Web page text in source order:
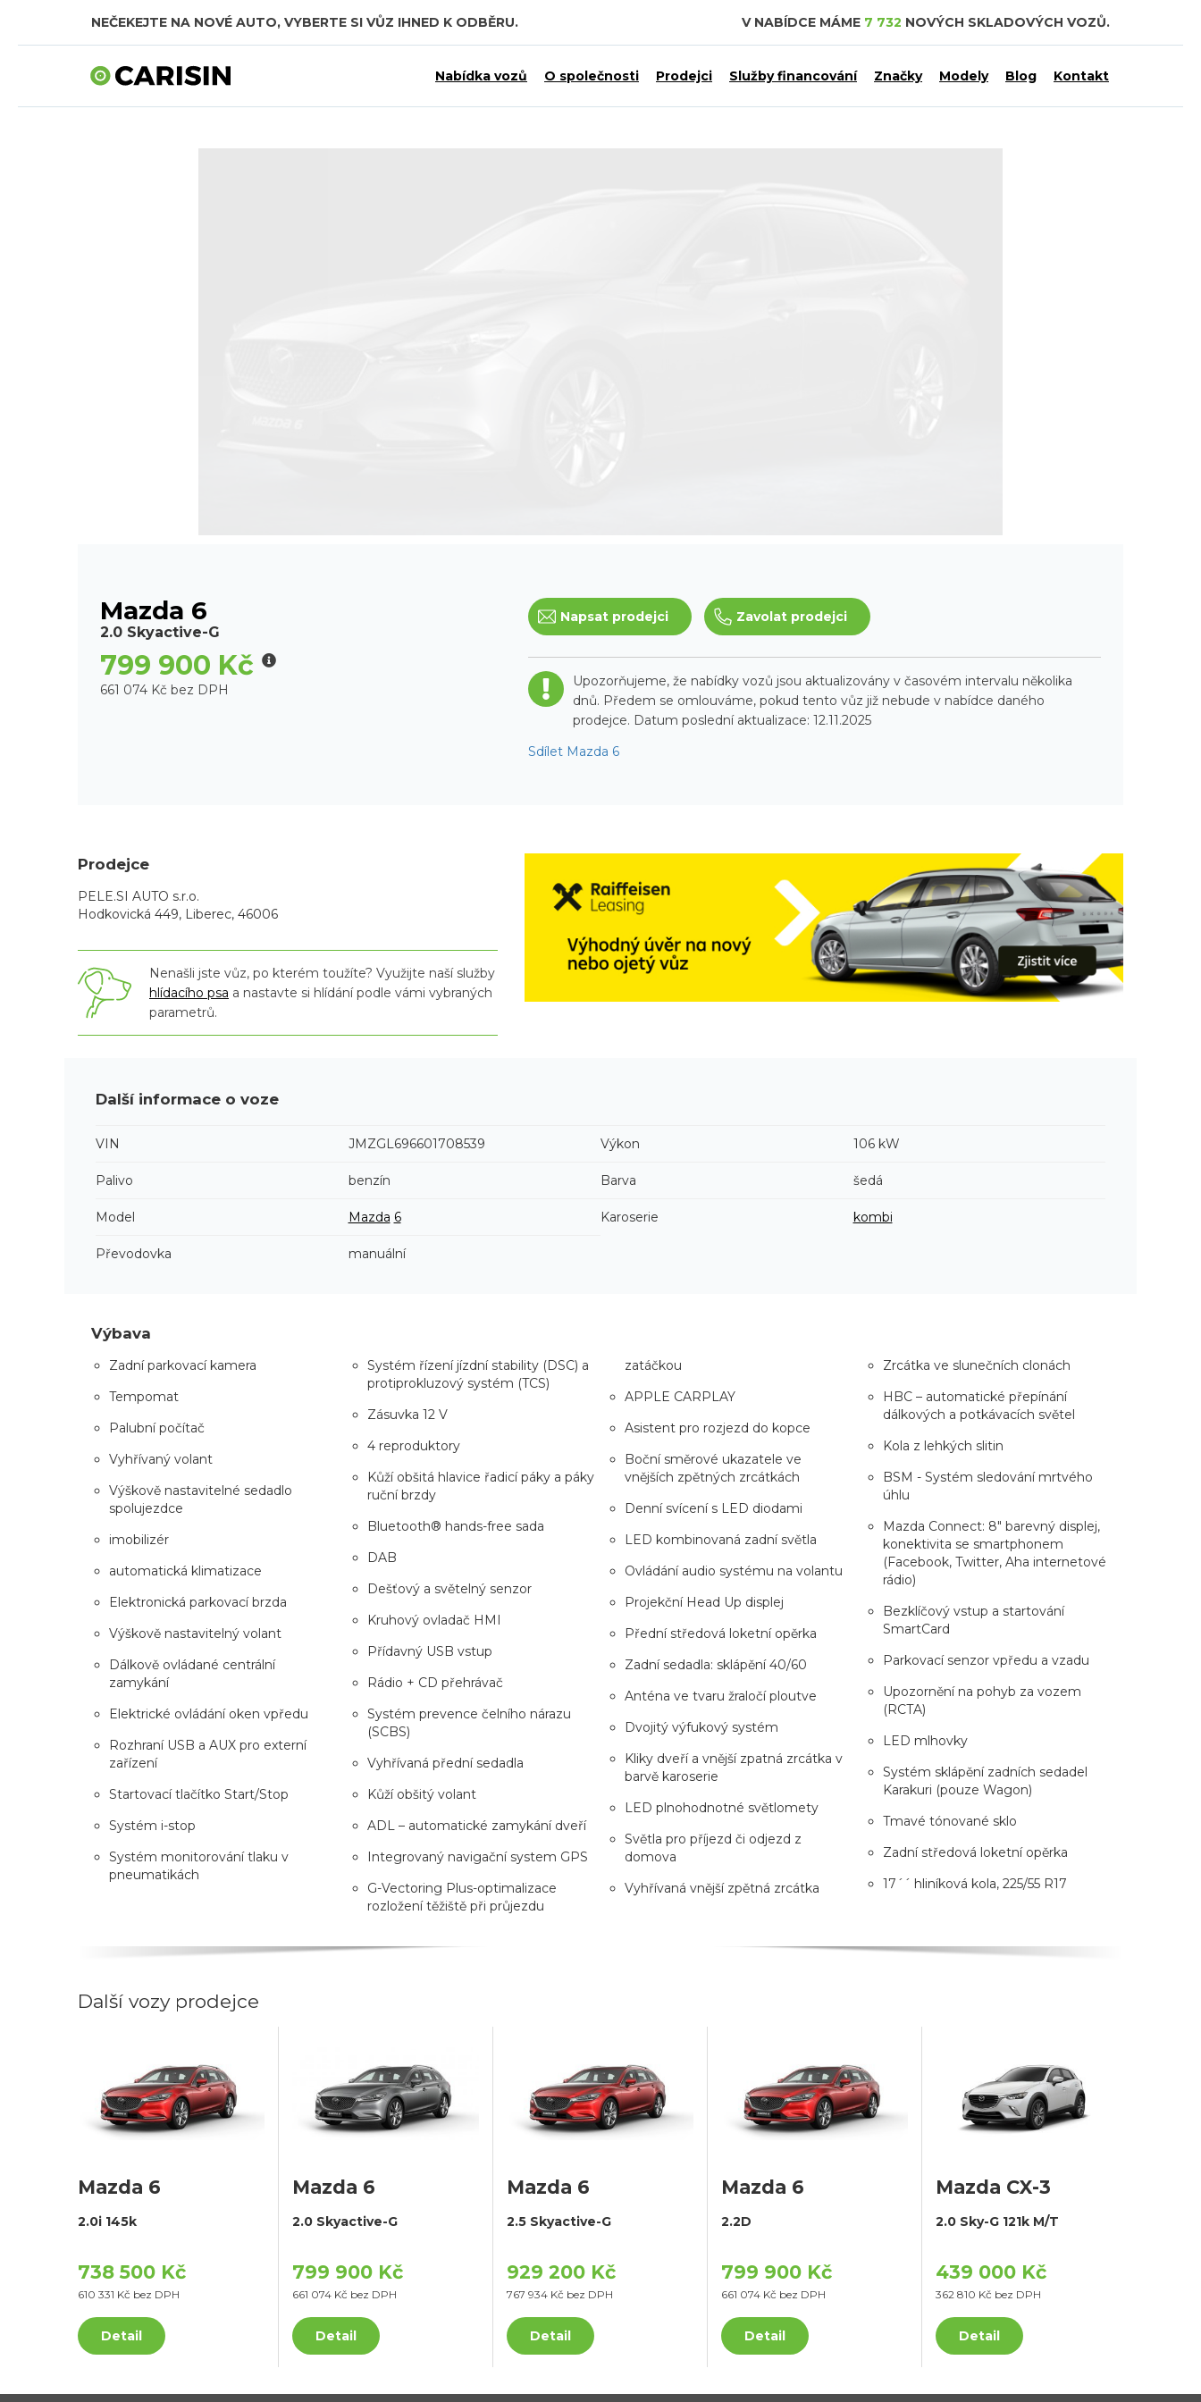
NEČEKEJTE NA NOVÉ AUTO, VYBERTE SI VŮZ IHNED K ODBĚRU. V NABÍDCE MÁME 7 732 NOVÝCH SKLADOVÝCH VOZŮ.
Nabídka vozů O společnosti Prodejci Služby financování Značky Modely Blog Kontakt
Mazda 6
2.0 Skyactive-G
799 900 Kč
661 074 Kč bez DPH
Napsat prodejci Zavolat prodejci
Upozorňujeme, že nabídky vozů jsou aktualizovány v časovém intervalu několika
dnů. Předem se omlouváme, pokud tento vůz již nebude v nabídce daného
prodejce. Datum poslední aktualizace: 12.11.2025
Sdílet Mazda 6
Prodejce
PELE.SI AUTO s.r.o.
Hodkovická 449, Liberec, 46006
Nenašli jste vůz, po kterém toužíte? Využijte naší služby
hlídacího psa a nastavte si hlídání podle vámi vybraných
parametrů.
Další informace o voze
VIN JMZGL696601708539 Výkon 106 kW
Palivo benzín Barva šedá
Model Mazda 6 Karoserie kombi
Převodovka manuální
Výbava
Zadní parkovací kamera
Tempomat
Palubní počítač
Vyhřívaný volant
Výškově nastavitelné sedadlo
spolujezdce
imobilizér
automatická klimatizace
Elektronická parkovací brzda
Výškově nastavitelný volant
Dálkově ovládané centrální
zamykání
Elektrické ovládání oken vpředu
Rozhraní USB a AUX pro externí
zařízení
Startovací tlačítko Start/Stop
Systém i-stop
Systém monitorování tlaku v
pneumatikách
Systém řízení jízdní stability (DSC) a
protiprokluzový systém (TCS)
Zásuvka 12 V
4 reproduktory
Kůží obšitá hlavice řadicí páky a páky
ruční brzdy
Bluetooth® hands-free sada
DAB
Dešťový a světelný senzor
Kruhový ovladač HMI
Přídavný USB vstup
Rádio + CD přehrávač
Systém prevence čelního nárazu
(SCBS)
Vyhřívaná přední sedadla
Kůží obšitý volant
ADL – automatické zamykání dveří
Integrovaný navigační system GPS
G-Vectoring Plus-optimalizace
rozložení těžiště při průjezdu
zatáčkou
APPLE CARPLAY
Asistent pro rozjezd do kopce
Boční směrové ukazatele ve
vnějších zpětných zrcátkách
Denní svícení s LED diodami
LED kombinovaná zadní světla
Ovládání audio systému na volantu
Projekční Head Up displej
Přední středová loketní opěrka
Zadní sedadla: sklápění 40/60
Anténa ve tvaru žraločí ploutve
Dvojitý výfukový systém
Kliky dveří a vnější zpatná zrcátka v
barvě karoserie
LED plnohodnotné světlomety
Světla pro příjezd či odjezd z
domova
Vyhřívaná vnější zpětná zrcátka
Zrcátka ve slunečních clonách
HBC – automatické přepínání
dálkových a potkávacích světel
Kola z lehkých slitin
BSM - Systém sledování mrtvého
úhlu
Mazda Connect: 8" barevný displej,
konektivita se smartphonem
(Facebook, Twitter, Aha internetové
rádio)
Bezklíčový vstup a startování
SmartCard
Parkovací senzor vpředu a vzadu
Upozornění na pohyb za vozem
(RCTA)
LED mlhovky
Systém sklápění zadních sedadel
Karakuri (pouze Wagon)
Tmavé tónované sklo
Zadní středová loketní opěrka
17´´ hliníková kola, 225/55 R17
Další vozy prodejce
Mazda 6
2.0i 145k
738 500 Kč
610 331 Kč bez DPH
Detail
Mazda 6
2.0 Skyactive-G
799 900 Kč
661 074 Kč bez DPH
Detail
Mazda 6
2.5 Skyactive-G
929 200 Kč
767 934 Kč bez DPH
Detail
Mazda 6
2.2D
799 900 Kč
661 074 Kč bez DPH
Detail
Mazda CX-3
2.0 Sky-G 121k M/T
439 000 Kč
362 810 Kč bez DPH
Detail